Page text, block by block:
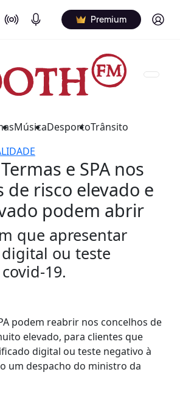
On Air Podcasts Premium Log in
MúsicaDesportoTrânsito
e SPA nos
de risco elevado e
podem abrir
que apresentar
ou teste
19.
podem reabrir nos concelhos de
elevado, para clientes que
digital ou teste negativo à
um despacho do ministro da